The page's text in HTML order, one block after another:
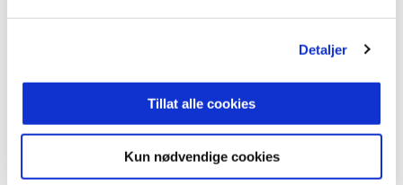
Detaljer
Tillat alle cookies
Kun nødvendige cookies